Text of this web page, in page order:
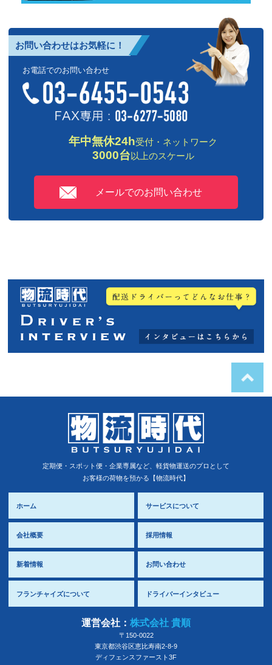
お問い合わせはお気軽に！
お電話でのお問い合わせ
年中無休24h受付・ネットワーク
3000台以上のスケール
メールでのお問い合わせ
定期便・スポット便・企業専属など、軽貨物運送のプロとして
お客様の荷物を預かる【物流時代】
ホーム サービスについて
会社概要 採用情報
新着情報 お問い合わせ
フランチャイズについて ドライバーインタビュー
運営会社： 株式会社 貴順
〒150-0022
東京都渋谷区恵比寿南2-8-9
ディフェンスファースト3F